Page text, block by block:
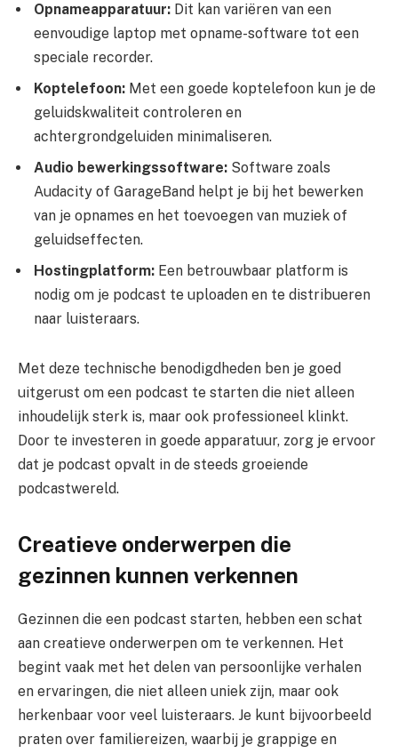
Opnameapparatuur: Dit kan variëren van een
eenvoudige laptop met opname-software tot een
speciale recorder.
Koptelefoon: Met een goede koptelefoon kun je de
geluidskwaliteit controleren en
achtergrondgeluiden minimaliseren.
Audio bewerkingssoftware: Software zoals
Audacity of GarageBand helpt je bij het bewerken
van je opnames en het toevoegen van muziek of
geluidseffecten.
Hostingplatform: Een betrouwbaar platform is
nodig om je podcast te uploaden en te distribueren
naar luisteraars.
Met deze technische benodigdheden ben je goed
uitgerust om een podcast te starten die niet alleen
inhoudelijk sterk is, maar ook professioneel klinkt.
Door te investeren in goede apparatuur, zorg je ervoor
dat je podcast opvalt in de steeds groeiende
podcastwereld.
Creatieve onderwerpen die
gezinnen kunnen verkennen
Gezinnen die een podcast starten, hebben een schat
aan creatieve onderwerpen om te verkennen. Het
begint vaak met het delen van persoonlijke verhalen
en ervaringen, die niet alleen uniek zijn, maar ook
herkenbaar voor veel luisteraars. Je kunt bijvoorbeeld
praten over familiereizen, waarbij je grappige en